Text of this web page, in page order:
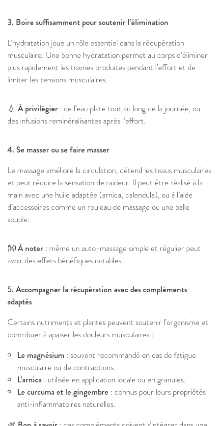
3. Boire suffisamment pour soutenir l’élimination
L’hydratation joue un rôle essentiel dans la récupération
musculaire. Une bonne hydratation permet au corps d’éliminer
plus rapidement les toxines produites pendant l’effort et de
limiter les tensions musculaires.
💧 À privilégier : de l’eau plate tout au long de la journée, ou
des infusions reminéralisantes après l’effort.
4. Se masser ou se faire masser
Le massage améliore la circulation, détend les tissus musculaires
et peut réduire la sensation de raideur. Il peut être réalisé à la
main avec une huile adaptée (arnica, calendula), ou à l’aide
d’accessoires comme un rouleau de massage ou une balle
souple.
👐 À noter : même un auto-massage simple et régulier peut
avoir des effets bénéfiques notables.
5. Accompagner la récupération avec des compléments
adaptés
Certains nutriments et plantes peuvent soutenir l’organisme et
contribuer à apaiser les douleurs musculaires :
Le magnésium : souvent recommandé en cas de fatigue
musculaire ou de contractions.
L’arnica : utilisée en application locale ou en granules.
Le curcuma et le gingembre : connus pour leurs propriétés
anti-inflammatoires naturelles.